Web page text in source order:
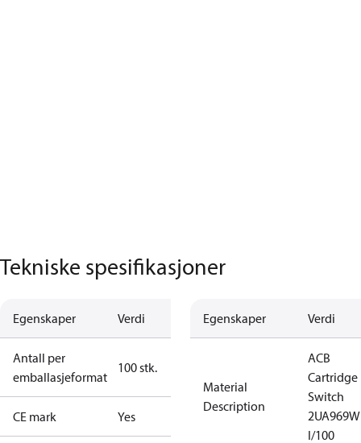
Tekniske spesifikasjoner
Egenskaper Verdi
Antall per
emballasjeformat
100 stk.
CE mark Yes
Egenskaper Verdi
Material
Description
ACB
Cartridge
Switch
2UA969W
I/100